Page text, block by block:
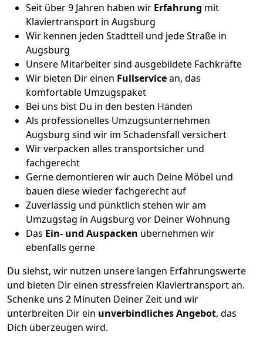
Seit über 9 Jahren haben wir Erfahrung mit
Klaviertransport in Augsburg
Wir kennen jeden Stadtteil und jede Straße in
Augsburg
Unsere Mitarbeiter sind ausgebildete Fachkräfte
Wir bieten Dir einen Fullservicean, das
komfortable Umzugspaket
Bei uns bist Du in den besten Händen
Als professionelles Umzugsunternehmen
Augsburg sind wir im Schadensfall versichert
Wir verpacken alles transportsicher und
fachgerecht
Gerne demontieren wir auch Deine Möbel und
bauen diese wieder fachgerecht auf
Zuverlässig und pünktlich stehen wir am
Umzugstag in Augsburg vor Deiner Wohnung
Das Ein- und Auspacken übernehmen wir
ebenfalls gerne
Du siehst, wir nutzen unsere langen Erfahrungswerte
und bieten Dir einen stressfreien Klaviertransport an.
Schenke uns 2 Minuten Deiner Zeit und wir
unterbreiten Dir ein unverbindliches Angebot, das
Dich überzeugen wird.